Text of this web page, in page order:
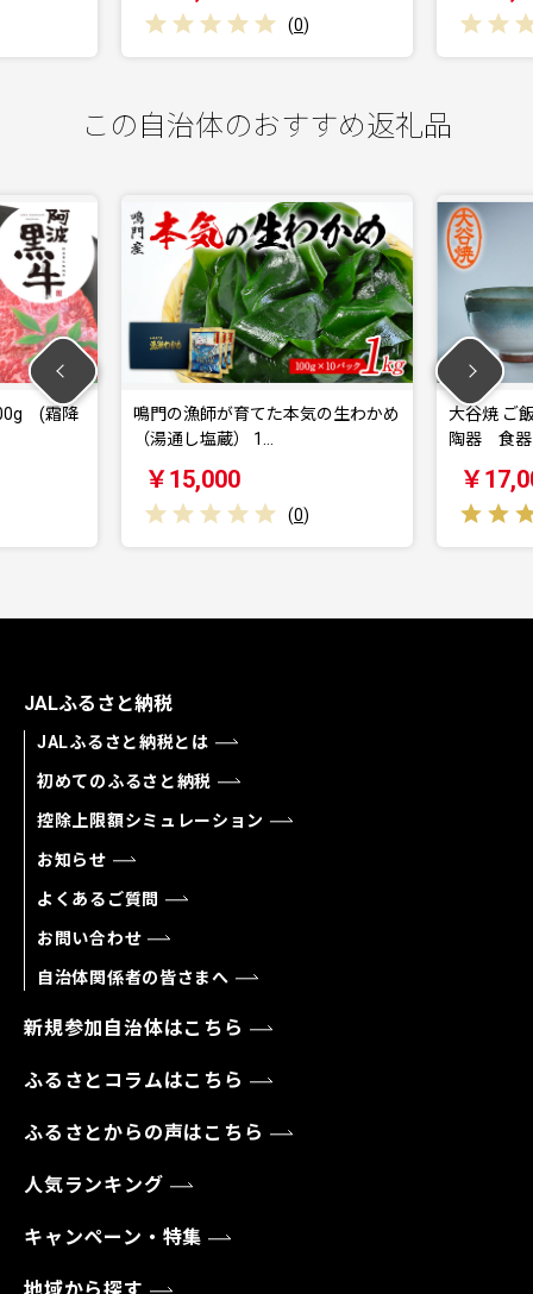
( 0) ( 0)
この自治体のおすすめ返礼品
鳴門の漁師が育てた本気の生わかめ
（湯通し塩蔵） 1…
￥15,000
(0)
大谷焼 ご飯茶碗
陶器 食器 茶
￥17,000
JALふるさと納税
JALふるさと納税とは
初めてのふるさと納税
控除上限額シミュレーション
お知らせ
よくあるご質問
お問い合わせ
自治体関係者の皆さまへ
新規参加自治体はこちら
ふるさとコラムはこちら
ふるさとからの声はこちら
人気ランキング
キャンペーン・特集
地域から探す